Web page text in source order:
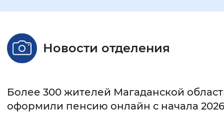
Стандартный Увеличенный
Без засечек С засечками
Новости отделения
Более 300 жителей Магаданской
оформили пенсию онлайн с начала